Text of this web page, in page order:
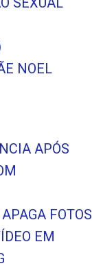
NOEL
APÓS
FOTOS
EM